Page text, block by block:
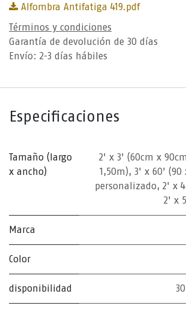
Alfombra Antifatiga 419.pdf
Términos y condiciones
Garantía de devolución de 30 días
Envío: 2-3 días hábiles
Especificaciones
Tamaño (largo
x ancho)
2' x 3' (60cm x
1,50m), 3' x 60' (90
personalizado, 2' x
2' x
Marca
Color
disponibilidad